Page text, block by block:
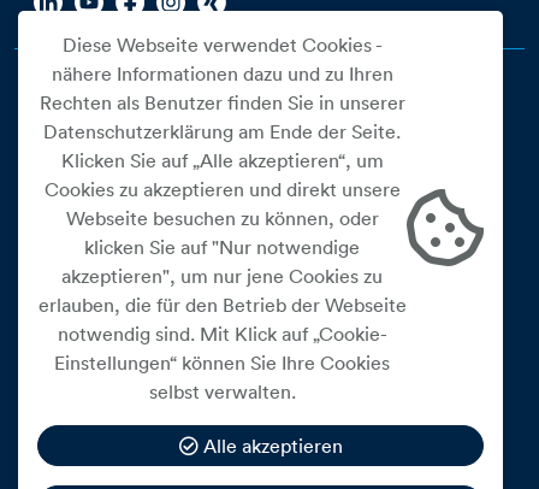
Cookie Einstellungen
Datenschutz
Impressum
Widerrufsbelehrung
Medienfreiheitsgesetz
Barrierefreiheitserklärung
Hinweisgeberschutz
Diese Webseite verwendet Cookies -
nähere Informationen dazu und zu Ihren
Rechten als Benutzer finden Sie in unserer
Datenschutzerklärung am Ende der Seite.
Klicken Sie auf „Alle akzeptieren“, um
Cookies zu akzeptieren und direkt unsere
Webseite besuchen zu können, oder
klicken Sie auf "Nur notwendige
akzeptieren", um nur jene Cookies zu
erlauben, die für den Betrieb der Webseite
notwendig sind. Mit Klick auf „Cookie-
Einstellungen“ können Sie Ihre Cookies
selbst verwalten.
Alle akzeptieren